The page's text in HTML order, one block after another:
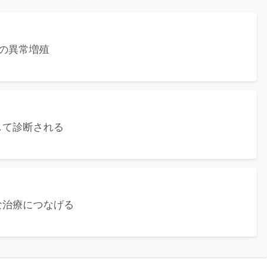
異常増殖
診断される
療につなげる